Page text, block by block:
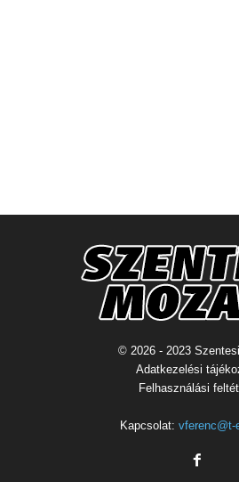
© 2026 - 2023
Adatkezelési
Felhasználási
Kapcsolat: vferenc@t-